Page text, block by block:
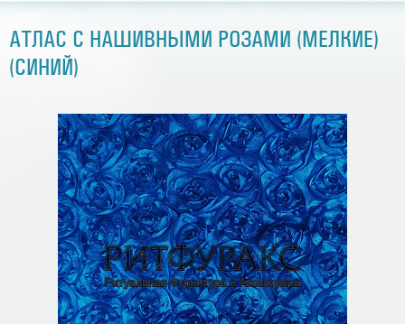
АТЛАС С НАШИВНЫМИ РОЗАМИ (МЕЛКИЕ)
(СИНИЙ)